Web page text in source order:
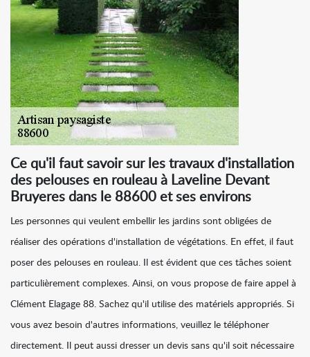
Ce qu'il faut savoir sur les travaux d'installation
des pelouses en rouleau à Laveline Devant
Bruyeres dans le 88600 et ses environs
Les personnes qui veulent embellir les jardins sont obligées de
réaliser des opérations d'installation de végétations. En effet, il faut
poser des pelouses en rouleau. Il est évident que ces tâches soient
particulièrement complexes. Ainsi, on vous propose de faire appel à
Clément Elagage 88. Sachez qu'il utilise des matériels appropriés. Si
vous avez besoin d'autres informations, veuillez le téléphoner
directement. Il peut aussi dresser un devis sans qu'il soit nécessaire